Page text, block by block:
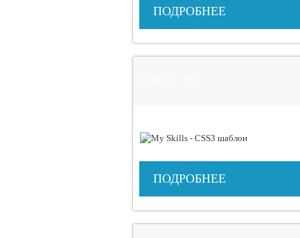
ПОДРОБНЕЕ
ПОДРОБНЕЕ